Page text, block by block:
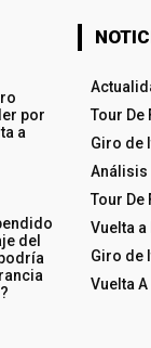
por
a
del
Tour De
Giro de
Análisis
Tour De
Vuelta a
Giro de
Vuelta A